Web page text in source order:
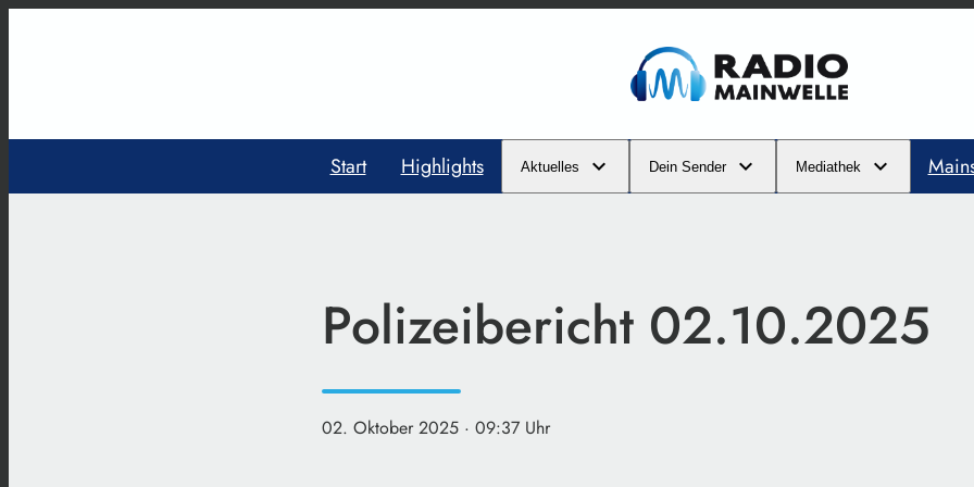
Start Highlights Aktuelles Dein Sender Mediathek
Polizeibericht 02.10.2025
02. Oktober 2025 · 09:37 Uhr